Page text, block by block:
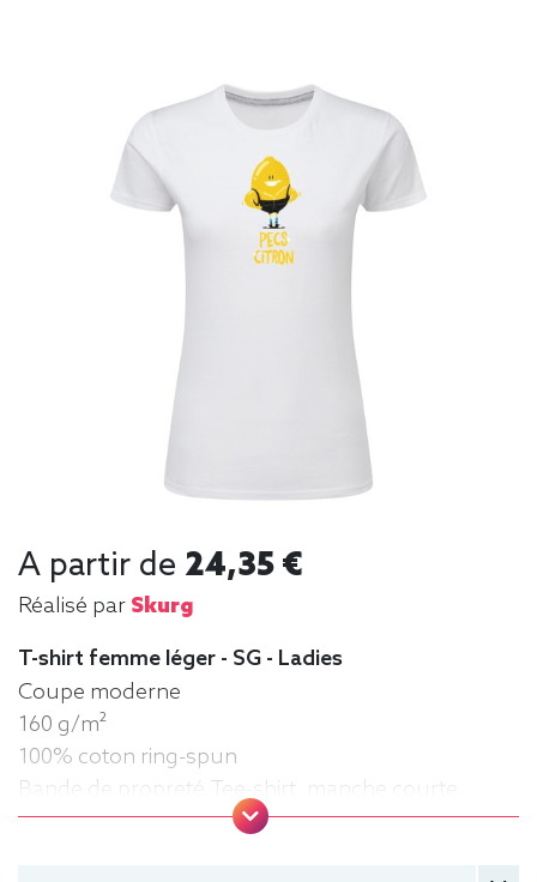
A partir de 24,35 €
Réalisé par Skurg
T-shirt femme léger - SG - Ladies
Coupe moderne
160 g/m²
100% coton ring-spun
Bande de propreté Tee-shirt, manche courte,
Léger, Femme, Col rond